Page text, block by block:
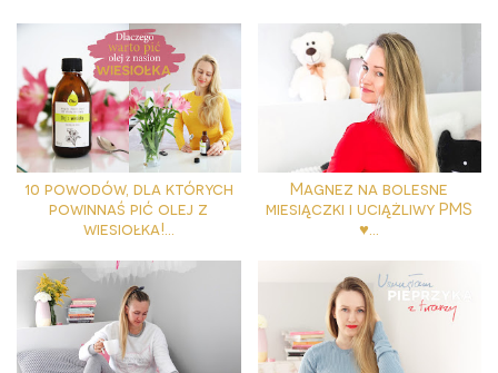
10 powodów, dla których
powinnaś pić olej z
wiesiołka!...
Magnez na bolesne
miesiączki i uciążliwy PMS
♥...